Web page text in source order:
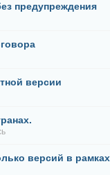
предупреждения
версии
версий в